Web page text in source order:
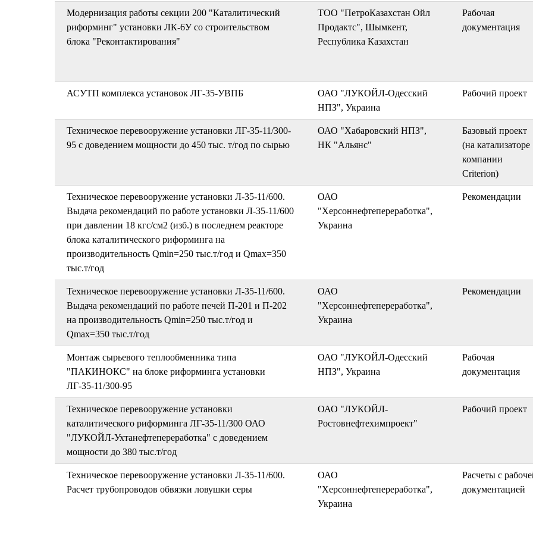
Модернизация работы секции 200 "Каталитический
риформинг" установки ЛК-6У со строительством
блока "Реконтактирования"
ТОО "ПетроКазахстан Ойл
Продактс", Шымкент,
Республика Казахстан
Рабочая
документация
АСУТП комплекса установок ЛГ-35-УВПБ
ОАО "ЛУКОЙЛ-Одесский
НПЗ", Украина
Рабочий проект
Техническое перевооружение установки ЛГ-35-11/300-
95 с доведением мощности до 450 тыс. т/год по сырью
ОАО "Хабаровский НПЗ",
НК "Альянс"
Базовый проект
(на катализаторе
компании
Criterion)
Техническое перевооружение установки Л-35-11/600.
Выдача рекомендаций по работе установки Л-35-11/600
при давлении 18 кгс/см2 (изб.) в последнем реакторе
блока каталитического риформинга на
производительность Qmin=250 тыс.т/год и Qmax=350
тыс.т/год
ОАО
"Херсоннефтепереработка",
Украина
Рекомендации
Техническое перевооружение установки Л-35-11/600.
Выдача рекомендаций по работе печей П-201 и П-202
на производительность Qmin=250 тыс.т/год и
Qmax=350 тыс.т/год
ОАО
"Херсоннефтепереработка",
Украина
Рекомендации
Монтаж сырьевого теплообменника типа
"ПАКИНОКС" на блоке риформинга установки
ЛГ-35-11/300-95
ОАО "ЛУКОЙЛ-Одесский
НПЗ", Украина
Рабочая
документация
Техническое перевооружение установки
каталитического риформинга ЛГ-35-11/300 ОАО
"ЛУКОЙЛ-Ухтанефтепереработка" с доведением
мощности до 380 тыс.т/год
ОАО "ЛУКОЙЛ-
Ростовнефтехимпроект"
Рабочий проект
Техническое перевооружение установки Л-35-11/600.
Расчет трубопроводов обвязки ловушки серы
ОАО
"Херсоннефтепереработка",
Украина
Расчеты с
документацией